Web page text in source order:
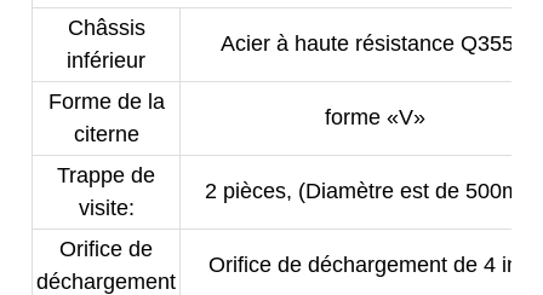
Châssis
inférieur
Acier à haute résistance Q355B
Forme de la
citerne
forme «V»
Trappe de
visite:
2 pièces, (Diamètre est de
Orifice de
déchargement
Orifice de déchargement de 4 inch